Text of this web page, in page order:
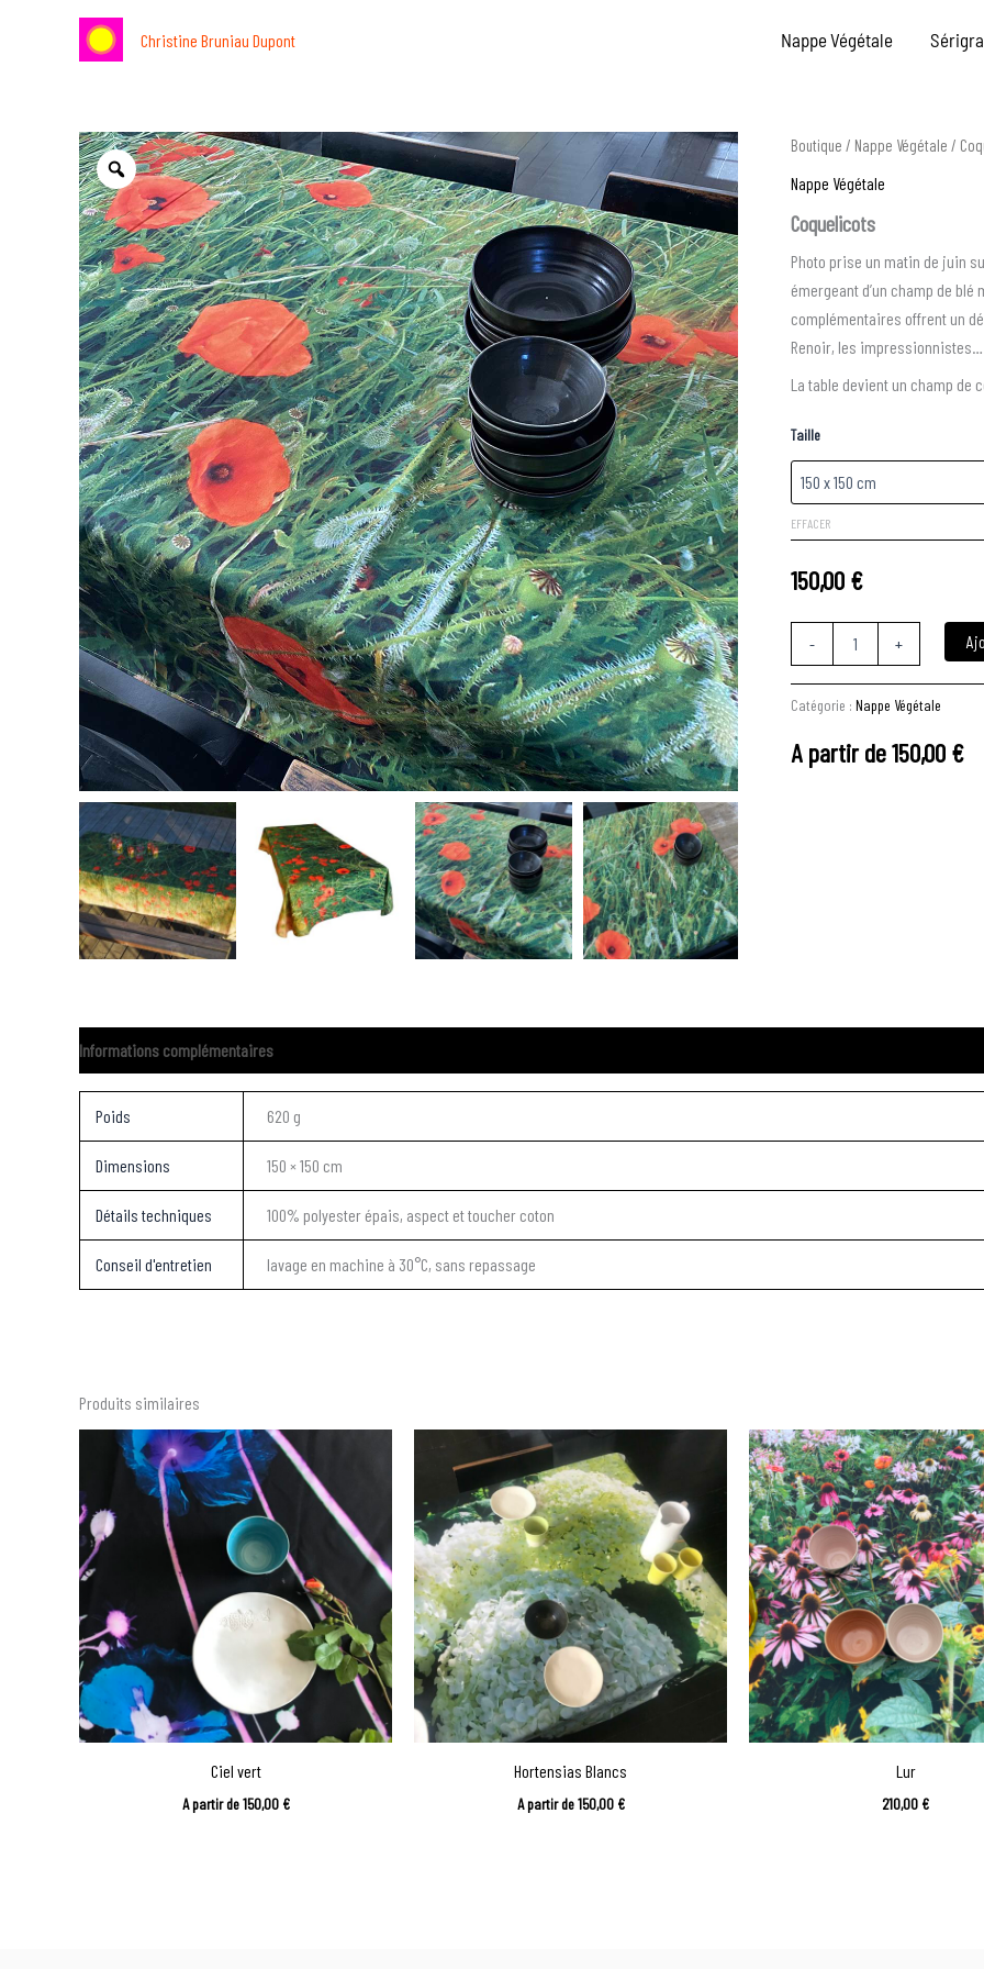
Christine Bruniau Dupont Nappe Végétale
Boutique / Nappe Végétale /
Nappe Végétale
Coquelicots
Photo prise un matin de juin
émergeant d’un champ de
complémentaires offrent un
Renoir, les impressionnistes…
La table devient un champ de
Taille
EFFACER
150,00 €
-
quantité
Coquelicots
+
Catégorie : Nappe Végétale
A partir de150,00 €
Informations complémentaires
Poids 620 g
Dimensions 150 × 150 cm
Détails techniques 100% polyester épais, aspect et toucher coton
Conseil d'entretien lavage en machine à 30°C, sans repassage
Produits similaires
Ciel vert
A partir de150,00 €
Hortensias Blancs
A partir de150,00 €
Lur
210,00 €